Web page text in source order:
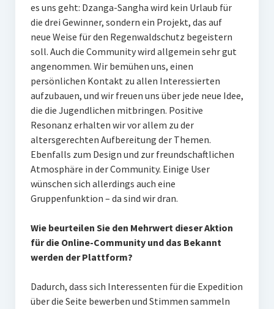
es uns geht: Dzanga-Sangha wird kein Urlaub für
die drei Gewinner, sondern ein Projekt, das auf
neue Weise für den Regenwaldschutz begeistern
soll. Auch die Community wird allgemein sehr gut
angenommen. Wir bemühen uns, einen
persönlichen Kontakt zu allen Interessierten
aufzubauen, und wir freuen uns über jede neue Idee,
die die Jugendlichen mitbringen. Positive
Resonanz erhalten wir vor allem zu der
altersgerechten Aufbereitung der Themen.
Ebenfalls zum Design und zur freundschaftlichen
Atmosphäre in der Community. Einige User
wünschen sich allerdings auch eine
Gruppenfunktion – da sind wir dran.
Wie beurteilen Sie den Mehrwert dieser Aktion
für die Online-Community und das Bekannt
werden der Plattform?
Dadurch, dass sich Interessenten für die Expedition
über die Seite bewerben und Stimmen sammeln